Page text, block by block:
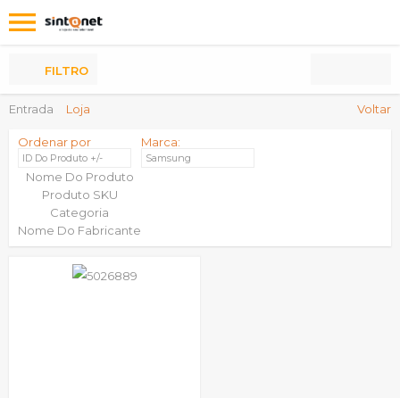
Entrada Loja Voltar
FILTRO
Ordenar por
ID Do Produto +/-
Nome Do Produto
Produto SKU
Categoria
Nome Do Fabricante
Marca:
Samsung